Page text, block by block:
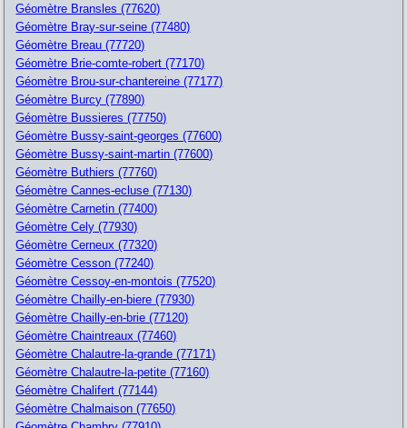
Géomètre Bransles (77620)
Géomètre Bray-sur-seine (77480)
Géomètre Breau (77720)
Géomètre Brie-comte-robert (77170)
Géomètre Brou-sur-chantereine (77177)
Géomètre Burcy (77890)
Géomètre Bussieres (77750)
Géomètre Bussy-saint-georges (77600)
Géomètre Bussy-saint-martin (77600)
Géomètre Buthiers (77760)
Géomètre Cannes-ecluse (77130)
Géomètre Carnetin (77400)
Géomètre Cely (77930)
Géomètre Cerneux (77320)
Géomètre Cesson (77240)
Géomètre Cessoy-en-montois (77520)
Géomètre Chailly-en-biere (77930)
Géomètre Chailly-en-brie (77120)
Géomètre Chaintreaux (77460)
Géomètre Chalautre-la-grande (77171)
Géomètre Chalautre-la-petite (77160)
Géomètre Chalifert (77144)
Géomètre Chalmaison (77650)